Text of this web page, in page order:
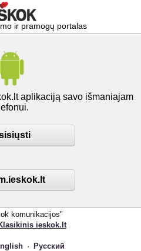
ir pramogų portalas
aplikaciją savo išmaniajam
komunikacijos"
ieskok.lt
· Русский